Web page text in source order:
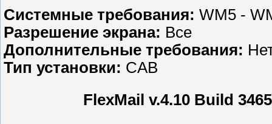
Системные требования: WM5 -
Разрешение экрана: Все
Дополнительные требования:
Тип установки: CAB
FlexMail v.4.10 Build